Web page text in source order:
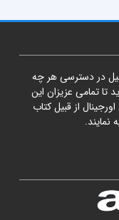
در دسترسی هر چه
تا تمامی عزیزان این
از قبیل کتاب